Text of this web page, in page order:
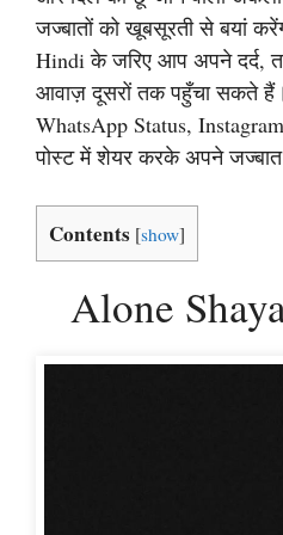
जज्बातों को खूबसूरती से बयां
Hindi के जरिए आप अपने दर्द,
आवाज़ दूसरों तक पहुँचा सकते
WhatsApp Status,
पोस्ट में शेयर करके अपने
Contents [show]
Alone